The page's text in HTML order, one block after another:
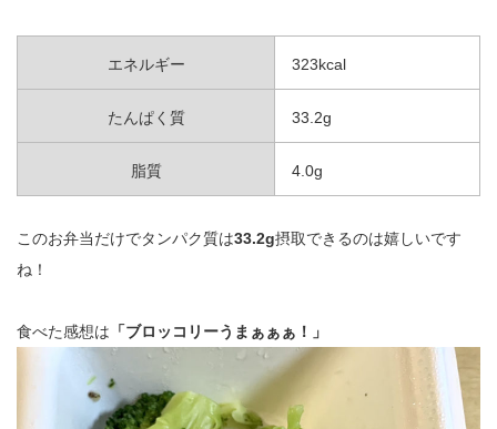
エネルギー 323kcal
たんぱく質 33.2g
脂質 4.0g
このお弁当だけでタンパク質は33.2g摂取できるのは嬉しいです
ね！
食べた感想は 「ブロッコリーうまぁぁぁ！」